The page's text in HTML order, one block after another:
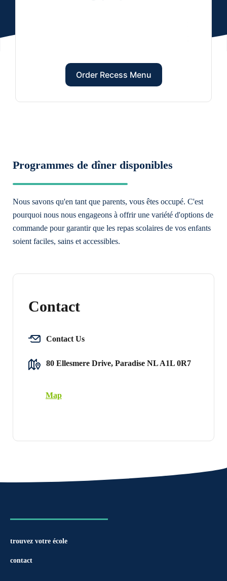
Order Recess Menu
Programmes de dîner disponibles
Nous savons qu'en tant que parents, vous êtes occupé. C'est
pourquoi nous nous engageons à offrir une variété d'options de
commande pour garantir que les repas scolaires de vos enfants
soient faciles, sains et accessibles.
Contact
Contact Us
80 Ellesmere Drive, Paradise NL A1L 0R7
Map
trouvez votre école
contact